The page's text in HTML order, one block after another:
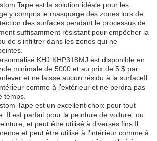
Tape est la solution idéale pour les
compris le masquage des zones lors de
des surfaces pendant le processus de
suffisamment résistant pour empêcher la
de s'infiltrer dans les zones qui ne
KHJ KHP318MJ est disponible en
minimale de 5000 et au prix de 5 $ par
et ne laisse aucun résidu à la surfaceIl
comme à l'extérieur et ne perdra pas
temps.
Tape est un excellent choix pour tout
Il est parfait pour la peinture de voiture, ou
et peut être utilisé à diverses fins.Il
et peut être utilisé à l'intérieur comme à